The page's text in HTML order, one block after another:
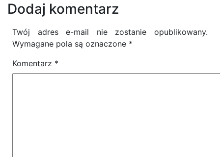
Dodaj komentarz
Twój adres e-mail nie zostanie opublikowany.
Wymagane pola są oznaczone *
Komentarz *